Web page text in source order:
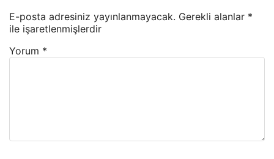
E-posta adresiniz yayınlanmayacak. Gerekli alanlar *
ile işaretlenmişlerdir
Yorum *